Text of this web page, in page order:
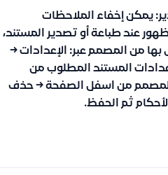
يمكن إخفاء الملاحظات
عند طباعة أو تصدير المستند،
من المصمم عبر: الإعدادات →
المستند المطلوب من
المصمم من اسفل الصفحة → حذف
ثم الحفظ.